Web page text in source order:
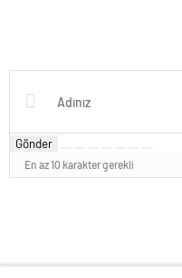
Gönder
En az 10 karakter gerekli